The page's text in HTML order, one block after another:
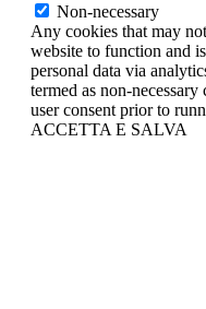
Non-necessary
Any cookies that may
website to function and
personal data via
termed as non-
user consent prior to
ACCETTA E SALVA